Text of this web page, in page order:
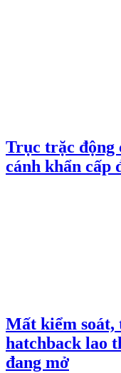
Trục trặc động
cánh khẩn cấp
Mất kiểm soát,
hatchback lao
đang mở